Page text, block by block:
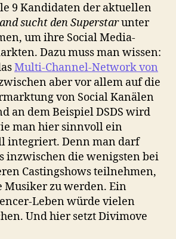
9 Kandidaten der aktuellen
sucht den Superstarunter
um ihre Social Media-
Dazu muss man wissen:
Multi-Channel-Network von
aber vor allem auf die
von Social Kanälen
an dem Beispiel DSDS wird
man hier sinnvoll ein
integriert. Denn man darf
inzwischen die wenigsten bei
Castingshows teilnehmen,
Musiker zu werden. Ein
Leben würde vielen
Und hier setzt Divimove